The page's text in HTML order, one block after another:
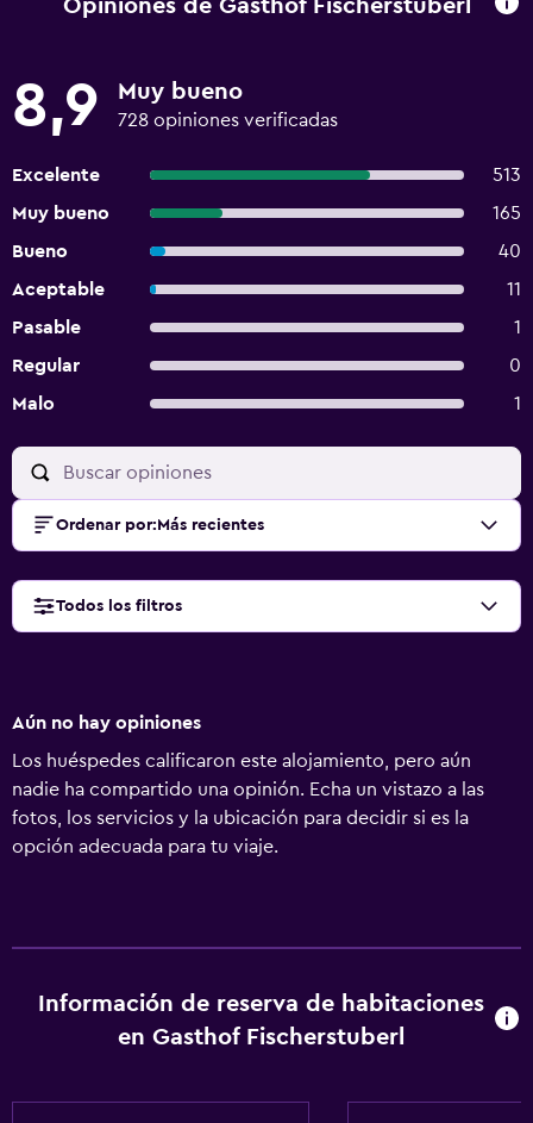
Opiniones de Gasthof Fischerstuberl
8,9 Muy bueno
728 opiniones verificadas
Excelente
513
Muy bueno
165
Bueno
40
Aceptable
11
Pasable
1
Regular
0
Malo
1
Ordenar por: Más recientes
Todos los filtros
Aún no hay opiniones
Los huéspedes calificaron este alojamiento, pero aún
nadie ha compartido una opinión. Echa un vistazo a las
fotos, los servicios y la ubicación para decidir si es la
opción adecuada para tu viaje.
Información de reserva de habitaciones
en Gasthof Fischerstuberl